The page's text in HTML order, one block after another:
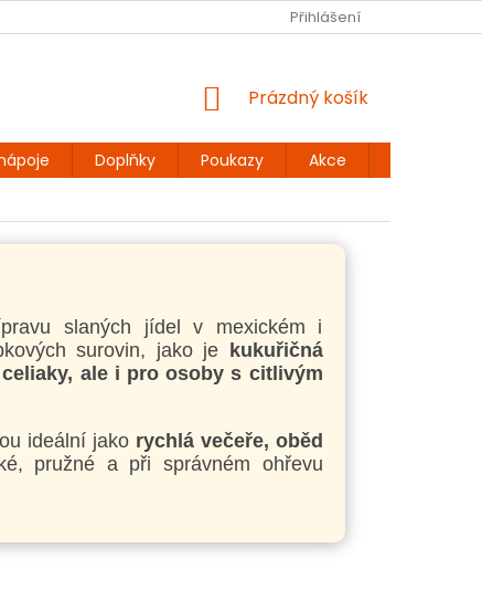
KONTAKT DOPRAVA A PLATBA
Přihlášení
NÁKUPNÍ
Prázdný košík
Doplňky Poukazy Akce
slaných jídel v mexickém i
surovin, jako je
kukuřičná
celiaky, ale i pro osoby s citlivým
ideální jako rychlá večeře, oběd
pružné a při správném ohřevu